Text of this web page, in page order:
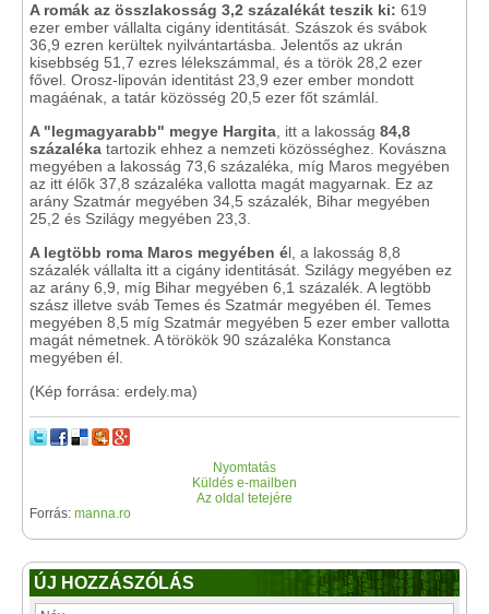
A romák az összlakosság 3,2 százalékát teszik ki: 619
ezer ember vállalta cigány identitását. Szászok és svábok
36,9 ezren kerültek nyilvántartásba. Jelentős az ukrán
kisebbség 51,7 ezres lélekszámmal, és a török 28,2 ezer
fővel. Orosz-lipován identitást 23,9 ezer ember mondott
magáénak, a tatár közösség 20,5 ezer főt számlál.
A "legmagyarabb" megye Hargita , itt a lakosság 84,8
százaléka tartozik ehhez a nemzeti közösséghez. Kovászna
megyében a lakosság 73,6 százaléka, míg Maros megyében
az itt élők 37,8 százaléka vallotta magát magyarnak. Ez az
arány Szatmár megyében 34,5 százalék, Bihar megyében
25,2 és Szilágy megyében 23,3.
A legtöbb roma Maros megyében él, a lakosság 8,8
százalék vállalta itt a cigány identitását. Szilágy megyében ez
az arány 6,9, míg Bihar megyében 6,1 százalék. A legtöbb
szász illetve sváb Temes és Szatmár megyében él. Temes
megyében 8,5 míg Szatmár megyében 5 ezer ember vallotta
magát németnek. A törökök 90 százaléka Konstanca
megyében él.
(Kép forrása: erdely.ma)
Nyomtatás
Küldés e-mailben
Az oldal tetejére
Forrás: manna.ro
ÚJ HOZZÁSZÓLÁS